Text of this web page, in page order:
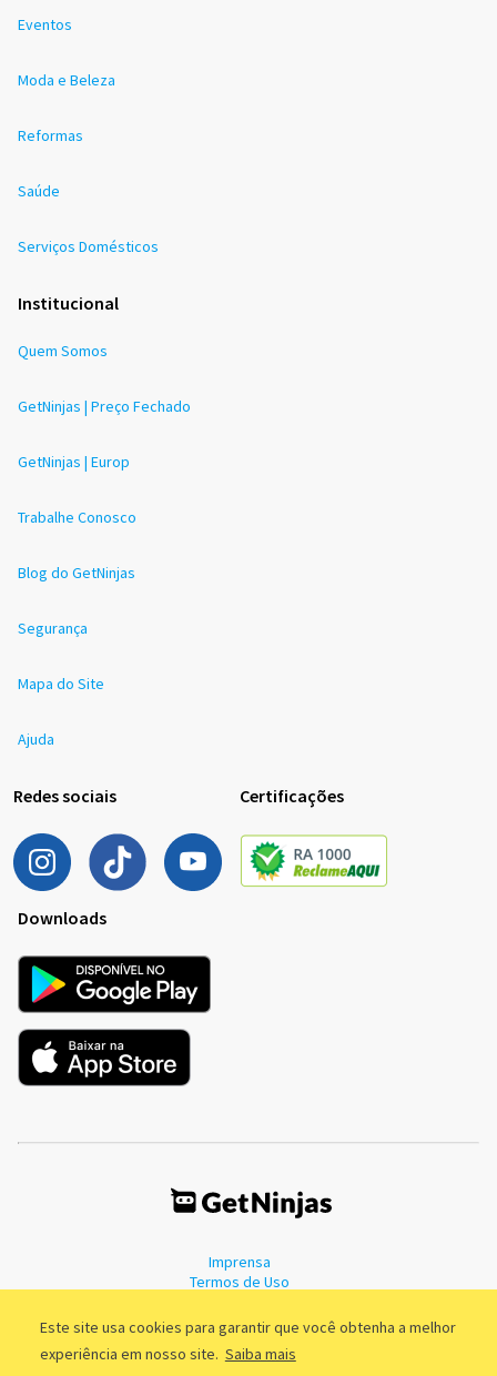
Este site usa cookies para garantir que você obtenha a melhor
experiência em nosso site. Saiba mais
Eventos
Moda e Beleza
Reformas
Saúde
Serviços Domésticos
Institucional
Quem Somos
GetNinjas | Preço Fechado
GetNinjas | Europ
Trabalhe Conosco
Blog do GetNinjas
Segurança
Mapa do Site
Ajuda
Redes sociais Certificações
Downloads
Imprensa
Termos de Uso